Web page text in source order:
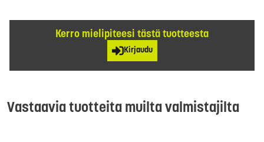
Kerro mielipiteesi tästä tuotteesta
Kirjaudu
Vastaavia tuotteita muilta valmistajilta